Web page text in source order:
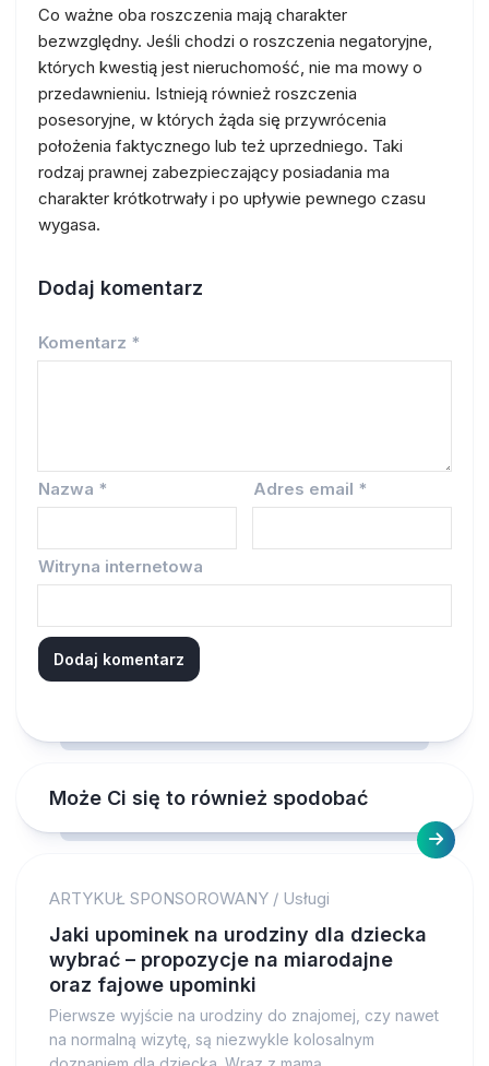
Co ważne oba roszczenia mają charakter
bezwzględny. Jeśli chodzi o roszczenia negatoryjne,
których kwestią jest nieruchomość, nie ma mowy o
przedawnieniu. Istnieją również roszczenia
posesoryjne, w których żąda się przywrócenia
położenia faktycznego lub też uprzedniego. Taki
rodzaj prawnej zabezpieczający posiadania ma
charakter krótkotrwały i po upływie pewnego czasu
wygasa.
Dodaj komentarz
Komentarz *
Nazwa * Adres email *
Witryna internetowa
Może Ci się to również spodobać
ARTYKUŁ SPONSOROWANY / Usługi
Jaki upominek na urodziny dla dziecka
wybrać – propozycje na miarodajne
oraz fajowe upominki
Pierwsze wyjście na urodziny do znajomej, czy nawet
na normalną wizytę, są niezwykle kolosalnym